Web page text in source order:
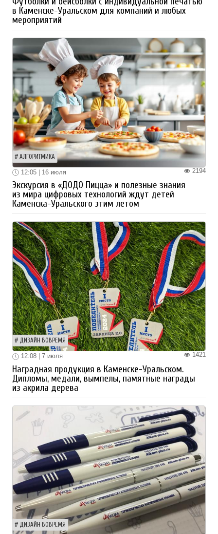
в Каменске-Уральском для компаний и любых
мероприятий
АЛГОРИТМИКА
2194
12:05 | 16 июля
Экскурсия в «ДОДО Пицца» и полезные знания
из мира цифровых технологий ждут детей
Каменска-Уральского этим летом
ДИЗАЙН ВОВРЕМЯ
1421
12:08 | 7 июля
Наградная продукция в Каменске-Уральском.
Дипломы, медали, вымпелы, памятные награды
из акрила дерева
ДИЗАЙН ВОВРЕМЯ